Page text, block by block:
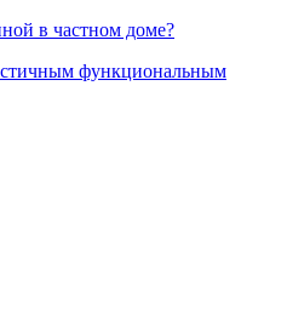
в частном доме?
функциональным